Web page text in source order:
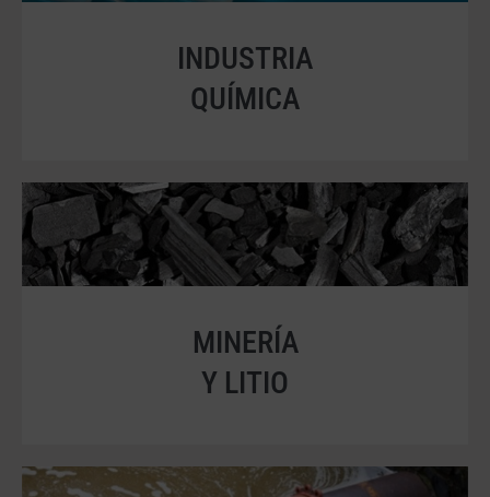
INDUSTRIA
QUÍMICA
MINERÍA
Y LITIO